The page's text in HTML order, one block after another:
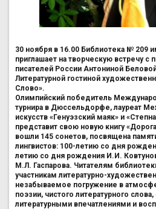
30 ноября в 16.00 Библиотека № 209
приглашает на творческую встречу
писателей России Антониной
Литературной гостиной
Слово».
Олимпийский победитель
турнира в Дюссельдорфе, лауреат
искусств «Генуэзский маяк» и
представит свою новую книгу
вошли 145 сонетов, посвящена
лингвистов: 100-летию со дня
летию со дня рождения И.И.
М.Л. Гаспарова. Читателям
участникам литературно-
незабываемое погружение в
поэзии, чистого литературного
литературными впечатлениями и